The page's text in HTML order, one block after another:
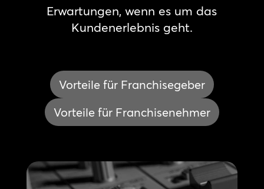
Erwartungen, wenn es um das
Kundenerlebnis geht.
Vorteile für Franchisegeber
Vorteile für Franchisenehmer